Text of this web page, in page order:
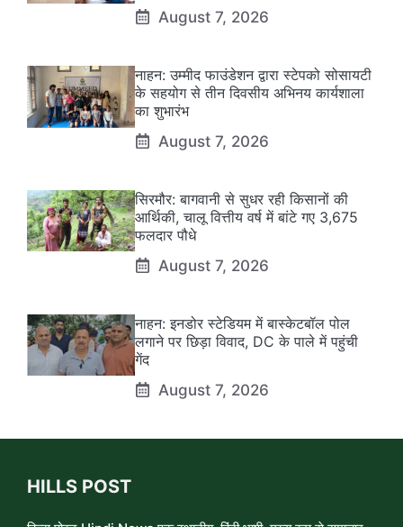
August 7, 2026
नाहन: उम्मीद फाउंडेशन द्वारा स्टेपको सोसायटी
के सहयोग से तीन दिवसीय अभिनय कार्यशाला
का शुभारंभ
August 7, 2026
सिरमौर: बागवानी से सुधर रही किसानों की
आर्थिकी, चालू वित्तीय वर्ष में बांटे गए 3,675
फलदार पौधे
August 7, 2026
नाहन: इनडोर स्टेडियम में बास्केटबॉल पोल
लगाने पर छिड़ा विवाद, DC के पाले में पहुंची
गेंद
August 7, 2026
HILLS POST